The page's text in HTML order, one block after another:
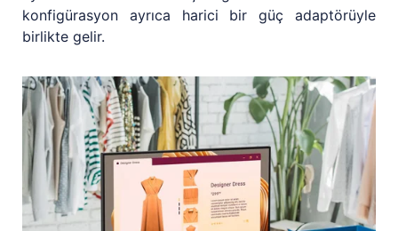
konfigürasyon ayrıca harici bir güç adaptörüyle
birlikte gelir.